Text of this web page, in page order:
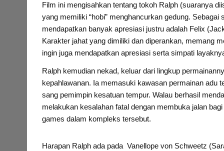
Film ini mengisahkan tentang tokoh Ralph (suaranya
yang memiliki “hobi” menghancurkan gedung.
mendapatkan banyak apresiasi justru adalah Felix
Karakter jahat yang dimiliki dan diperankan, memang
ingin juga mendapatkan apresiasi serta simpati
Ralph kemudian nekad, keluar dari lingkup
kepahlawanan. Ia memasuki kawasan permainan adu
sang pemimpin kesatuan tempur. Walau berhasil
melakukan kesalahan fatal dengan membuka jalan
games dalam kompleks tersebut.
Harapan Ralph ada pada Vanellope von Schweetz